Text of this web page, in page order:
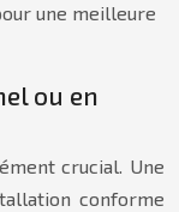
une meilleure
ou en
crucial. Une
conforme